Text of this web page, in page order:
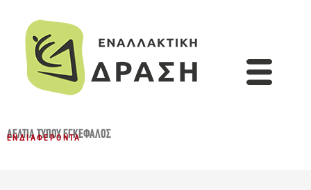
ΔΕΛΤΊΑ ΤΎΠΟΥ,ΕΓΚΈΦΑΛΟΣ
ΕΝΔΙΑΦΈΡΟΝΤΑ